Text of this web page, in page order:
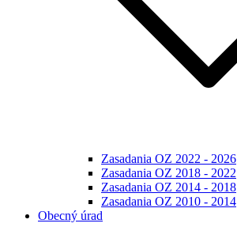
Zasadania OZ 2022 - 2026
Zasadania OZ 2018 - 2022
Zasadania OZ 2014 - 2018
Zasadania OZ 2010 - 2014
Obecný úrad